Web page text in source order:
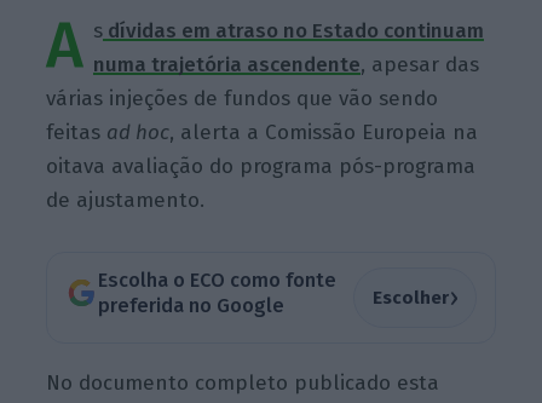
A s dívidas em atraso no Estado continuam
numa trajetória ascendente, apesar das
várias injeções de fundos que vão sendo
feitas ad hoc, alerta a Comissão Europeia na
oitava avaliação do programa pós-programa
de ajustamento.
Escolha o ECO como fonte
preferida no Google
Escolher›
No documento completo publicado esta